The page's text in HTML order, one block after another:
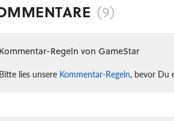
(9)
Kommentar-Regeln von GameStar
Bitte lies unsere Kommentar-Regeln, bevor Du